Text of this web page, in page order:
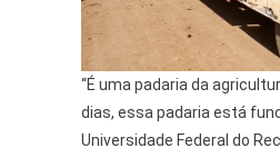
“É uma padaria da
dias, essa padaria está
Universidade Federal do